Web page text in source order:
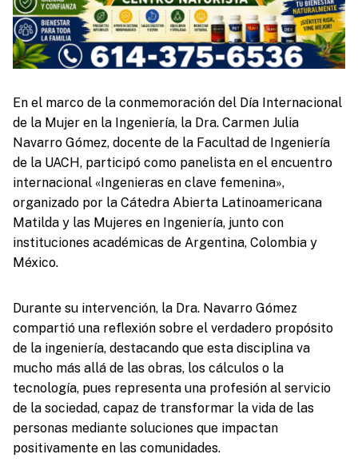
En el marco de la conmemoración del Día Internacional
de la Mujer en la Ingeniería, la Dra. Carmen Julia
Navarro Gómez, docente de la Facultad de Ingeniería
de la UACH, participó como panelista en el encuentro
internacional «Ingenieras en clave femenina»,
organizado por la Cátedra Abierta Latinoamericana
Matilda y las Mujeres en Ingeniería, junto con
instituciones académicas de Argentina, Colombia y
México.
Durante su intervención, la Dra. Navarro Gómez
compartió una reflexión sobre el verdadero propósito
de la ingeniería, destacando que esta disciplina va
mucho más allá de las obras, los cálculos o la
tecnología, pues representa una profesión al servicio
de la sociedad, capaz de transformar la vida de las
personas mediante soluciones que impactan
positivamente en las comunidades.